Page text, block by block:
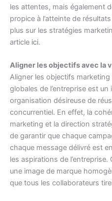
les attentes, mais également
propice à l’atteinte de
plus sur les stratégies
article ici.
Aligner les objectifs avec la
Aligner les objectifs
globales de l’entreprise est
organisation désireuse de
concurrentiel. En effet, la
marketing et la direction
de garantir que chaque
chaque message délivré est
les aspirations de
une image de marque
que tous les collaborateurs